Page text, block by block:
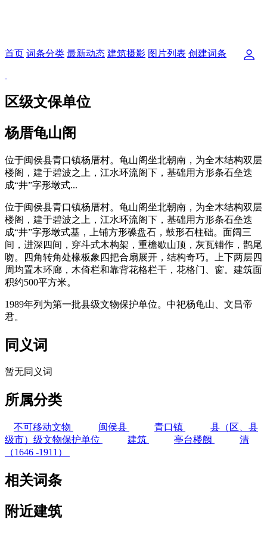
首页 词条分类 最新动态 建筑摄影 图片列表 创建词条
区级文保单位
杨厝龟山阁
位于闽侯县青口镇杨厝村。龟山阁坐北朝南，为全木结构双层
楼阁，建于碧波之上，江水环流阁下，基础用方形条石垒迭
成“井”字形墩式...
位于闽侯县青口镇杨厝村。龟山阁坐北朝南，为全木结构双层
楼阁，建于碧波之上，江水环流阁下，基础用方形条石垒迭
成“井”字形墩式基，上铺方形磉盘石，鼓形石柱础。面阔三
间，进深四间，穿斗式木构架，重檐歇山顶，灰瓦铺作，鹊尾
吻。四角转角处椽板象四把合扇展开，结构奇巧。上下两层四
周均置木环廊，木倚栏和靠背花格栏干，花格门、窗。建筑面
积约500平方米。
1989年列为第一批县级文物保护单位。中祀杨龟山、文昌帝
君。
同义词
暂无同义词
所属分类
不可移动文物 闽侯县 青口镇
县（区、县
级市）级文物保护单位
建筑 亭台楼阙
清
（1646 -1911）
相关词条
附近建筑